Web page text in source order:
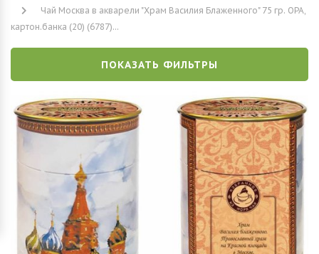
Чай Москва в акварели "Храм Василия Блаженного" 75 гр. ОРА,
картон.банка (20) (6787)...
ПОКАЗАТЬ ФИЛЬТРЫ